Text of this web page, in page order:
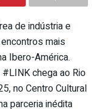
de indústria e
mais
Ibero-América.
chega ao Rio
no Centro Cultural
parceria inédita